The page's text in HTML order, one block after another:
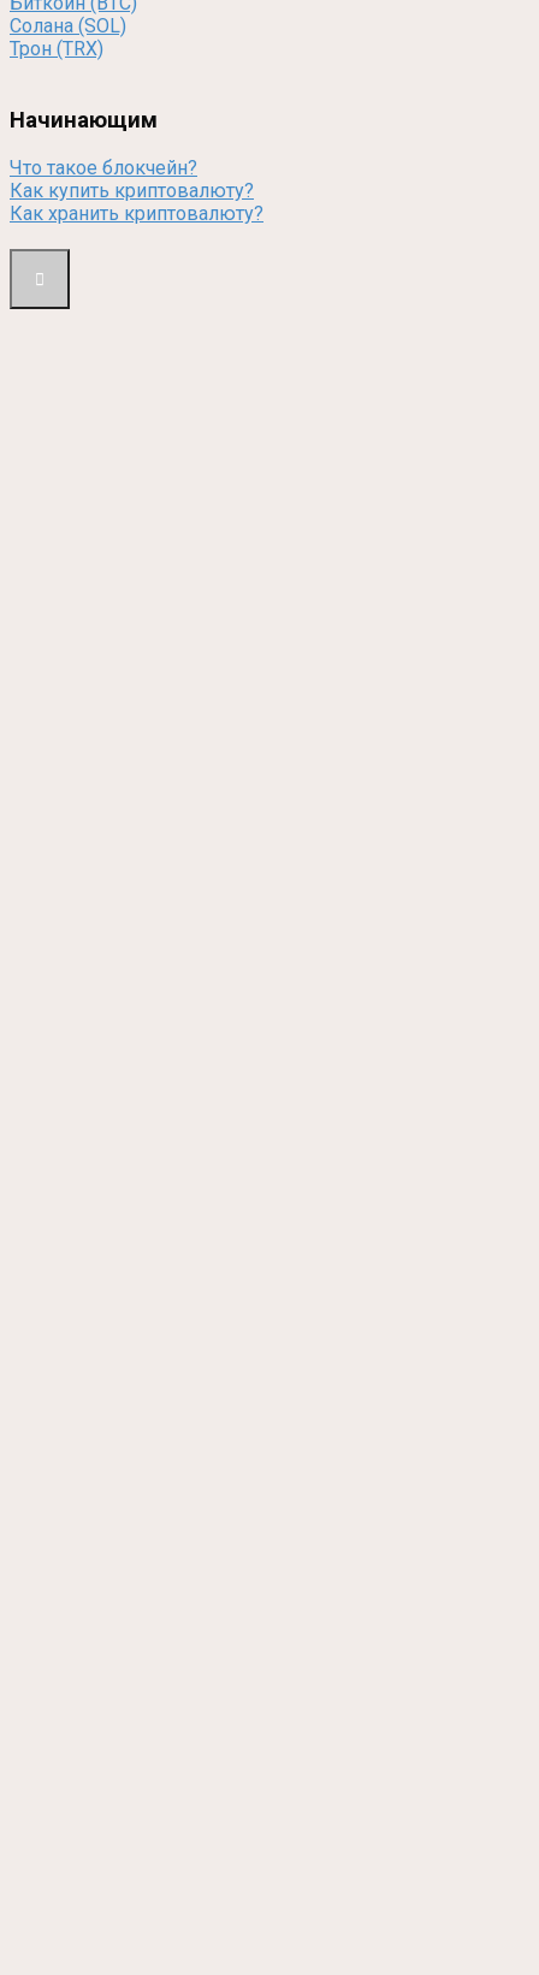
Солана (SOL)
Трон (TRX)
Начинающим
Что такое блокчейн?
Как купить криптовалюту?
Как хранить криптовалюту?